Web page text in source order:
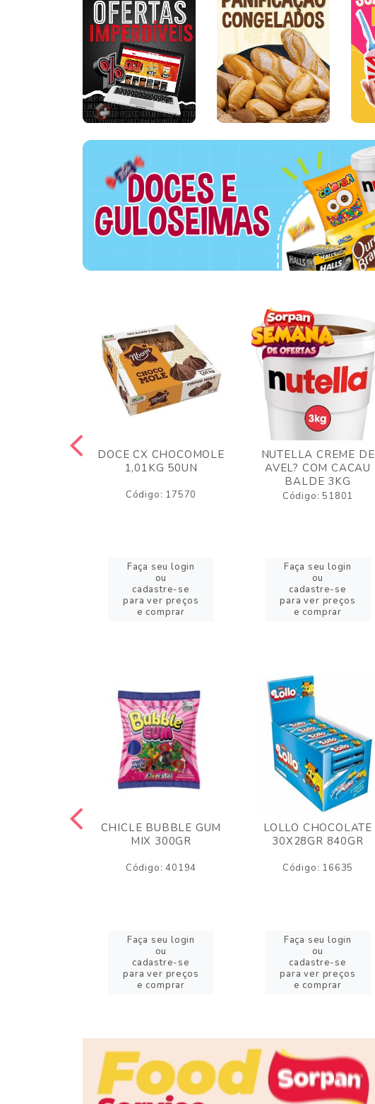
DOCE CX CHOCOMOLE
1,01KG 50UN
Código: 17570
Faça seu login
ou
cadastre-se
para ver preços
e comprar
NUTELLA CREME DE
AVEL? COM CACAU
BALDE 3KG
Código: 51801
Faça seu login
ou
cadastre-se
para ver preços
e comprar
CHICLE BUBBLE GUM
MIX 300GR
Código: 40194
Faça seu login
ou
cadastre-se
para ver preços
e comprar
LOLLO CHOCOLATE
30X28GR 840GR
Código: 16635
Faça seu login
ou
cadastre-se
para ver preços
e comprar